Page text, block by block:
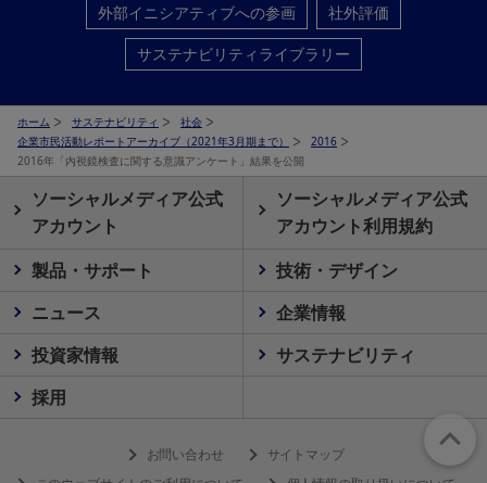
外部イニシアティブへの参画
社外評価
サステナビリティライブラリー
ホーム サステナビリティ
社会
企業市民活動レポートアーカイブ（2021年3月期まで）
2016
2016年「内視鏡検査に関する意識アンケート」結果を公開
ソーシャルメディア公式
アカウント
ソーシャルメディア公式
アカウント利用規約
製品・サポート
技術・デザイン
ニュース
企業情報
投資家情報
サステナビリティ
採用
お問い合わせ
サイトマップ